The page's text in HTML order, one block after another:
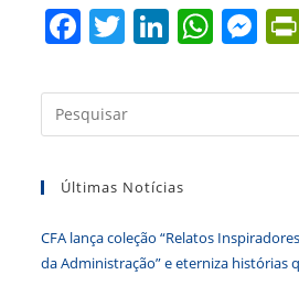
F
c
e
o
o
k
T
itt
er
Li
k
e
n
W
at
s
p
M
ss
e
er
Últimas Notícias
CFA lança coleção “Relatos
da Administração” e eterniza histórias